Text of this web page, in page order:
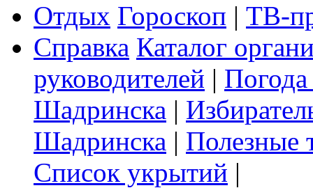
Отдых Гороскоп | ТВ-
Справка Каталог
руководителей |
Шадринска |
Шадринска | Полезные
Список укрытий |